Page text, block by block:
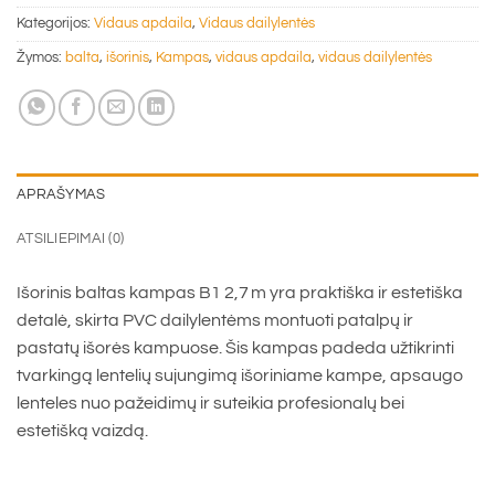
Kategorijos: Vidaus apdaila, Vidaus dailylentės
Žymos: balta, išorinis, Kampas, vidaus apdaila, vidaus dailylentės
APRAŠYMAS
ATSILIEPIMAI (0)
Išorinis baltas kampas B1 2,7 m yra praktiška ir estetiška
detalė, skirta PVC dailylentėms montuoti patalpų ir
pastatų išorės kampuose. Šis kampas padeda užtikrinti
tvarkingą lentelių sujungimą išoriniame kampe, apsaugo
lenteles nuo pažeidimų ir suteikia profesionalų bei
estetišką vaizdą.